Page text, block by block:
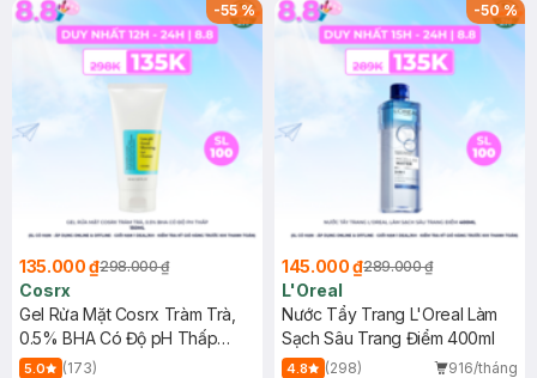
-55%
135.000 ₫298.000 ₫
Cosrx
Gel Rửa Mặt Cosrx Tràm Trà,
0.5% BHA Có Độ pH Thấp
150ml
5.0
(173)
-50%
145.000 ₫289.000 ₫
L'Oreal
Nước Tẩy Trang L'Oreal Làm
Sạch Sâu Trang Điểm 400ml
4.8 (298)
916/tháng